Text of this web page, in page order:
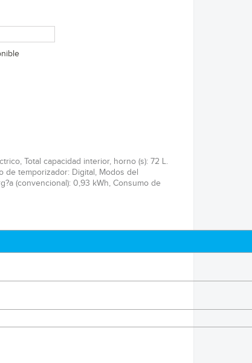
Total capacidad interior, horno (s): 72 L.
de temporizador: Digital, Modos del
(convencional): 0,93 kWh, Consumo de